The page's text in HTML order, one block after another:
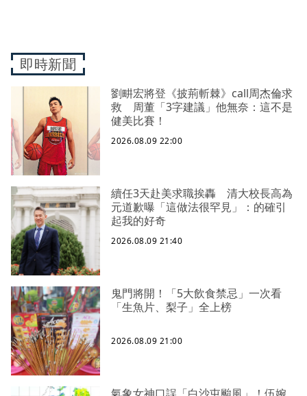
即時新聞
劉畊宏將登《披荊斬棘》call周杰倫求
救 周董「3字建議」他無奈：這不是
健美比賽！
2026.08.09 22:00
續任3天赴美求職挨轟 清大校長高為
元道歉曝「這做法很罕見」：的確引
起我的好奇
2026.08.09 21:40
鬼門將開！「5大飲食禁忌」一次看
「生魚片、梨子」全上榜
2026.08.09 21:00